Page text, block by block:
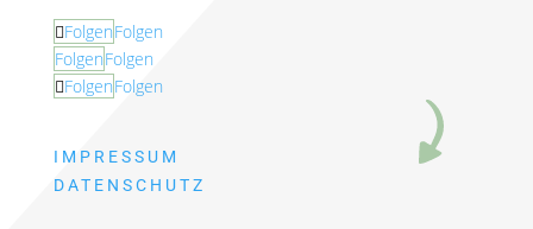
FolgenFolgen
FolgenFolgen
FolgenFolgen
IMPRESSUM
DATENSCHUTZ